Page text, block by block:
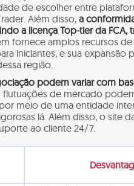
de escolher entre
Além disso,a
a licença Top-tier da FCA,
fornece amplos recursos
iniciantes, e sua expansão
região.
podem variar com
de mercado
meio de uma entidade
lá. Além disso, o site
ao cliente 24/7.